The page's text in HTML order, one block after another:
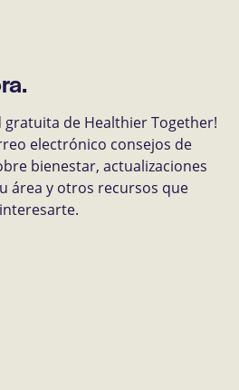
gratuita de Healthier Together!
electrónico consejos de
bienestar, actualizaciones
área y otros recursos que